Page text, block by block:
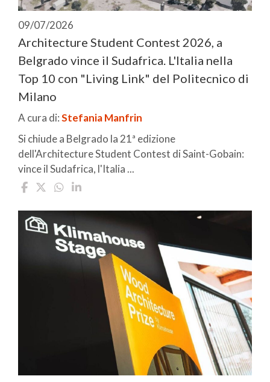
09/07/2026
Architecture Student Contest 2026, a
Belgrado vince il Sudafrica. L'Italia nella
Top 10 con "Living Link" del Politecnico di
Milano
A cura di:Stefania Manfrin
Si chiude a Belgrado la 21ª edizione
dell'Architecture Student Contest di Saint-Gobain:
vince il Sudafrica, l'Italia ...